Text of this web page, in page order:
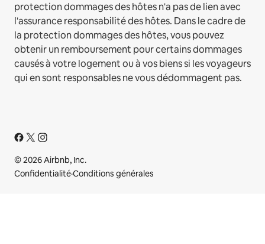
protection dommages des hôtes n'a pas de lien avec
l'assurance responsabilité des hôtes. Dans le cadre de
la protection dommages des hôtes, vous pouvez
obtenir un remboursement pour certains dommages
causés à votre logement ou à vos biens si les voyageurs
qui en sont responsables ne vous dédommagent pas.
© 2026 Airbnb, Inc.
Confidentialité·Conditions générales